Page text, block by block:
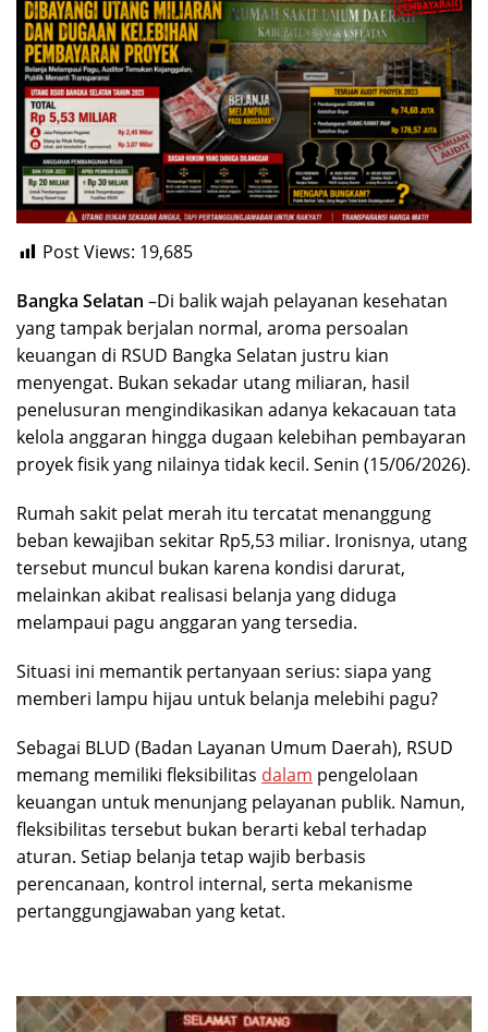
Post Views: 19,685
Bangka Selatan –Di balik wajah pelayanan kesehatan
yang tampak berjalan normal, aroma persoalan
keuangan di RSUD Bangka Selatan justru kian
menyengat. Bukan sekadar utang miliaran, hasil
penelusuran mengindikasikan adanya kekacauan tata
kelola anggaran hingga dugaan kelebihan pembayaran
proyek fisik yang nilainya tidak kecil. Senin (15/06/2026).
Rumah sakit pelat merah itu tercatat menanggung
beban kewajiban sekitar Rp5,53 miliar. Ironisnya, utang
tersebut muncul bukan karena kondisi darurat,
melainkan akibat realisasi belanja yang diduga
melampaui pagu anggaran yang tersedia.
Situasi ini memantik pertanyaan serius: siapa yang
memberi lampu hijau untuk belanja melebihi pagu?
Sebagai BLUD (Badan Layanan Umum Daerah), RSUD
memang memiliki fleksibilitas dalam pengelolaan
keuangan untuk menunjang pelayanan publik. Namun,
fleksibilitas tersebut bukan berarti kebal terhadap
aturan. Setiap belanja tetap wajib berbasis
perencanaan, kontrol internal, serta mekanisme
pertanggungjawaban yang ketat.